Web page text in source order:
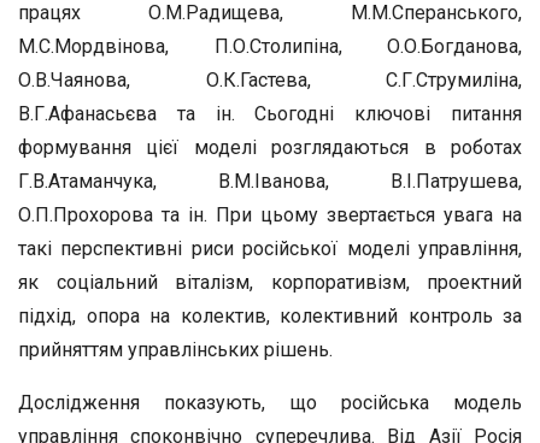
працях О.М.Радищева, М.М.Сперанського,
М.С.Мордвінова, П.О.Столипіна, О.О.Богданова,
О.В.Чаянова, О.К.Гастева, С.Г.Струмиліна,
В.Г.Афанасьєва та ін. Сьогодні ключові питання
формування цієї моделі розглядаються в роботах
Г.В.Атаманчука, В.М.Іванова, В.І.Патрушева,
О.П.Прохорова та ін. При цьому звертається увага на
такі перспективні риси російської моделі управління,
як соціальний віталізм, корпоративізм, проектний
підхід, опора на колектив, колективний контроль за
прийняттям управлінських рішень.
Дослідження показують, що російська модель
управління споконвічно суперечлива. Від Азії Росія